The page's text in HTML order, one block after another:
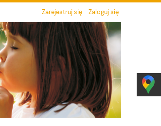
Zarejestruj się Zaloguj się